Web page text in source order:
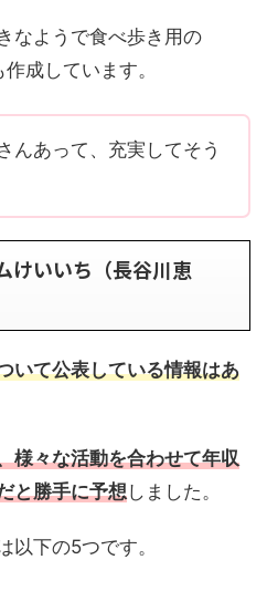
なようで食べ歩き用の
成しています。
んあって、充実してそう
けいいち（長谷川恵
いて公表している情報はあ
様々な活動を合わせて年収
と勝手に予想しました。
以下の5つです。